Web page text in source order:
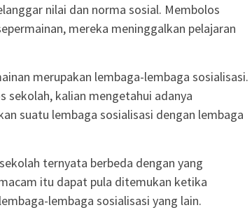
nilai dan norma sosial. Membolos
mereka meninggalkan pelajaran
merupakan lembaga-lembaga sosialisasi.
sekolah, kalian mengetahui adanya
suatu lembaga sosialisasi dengan lembaga
ternyata berbeda dengan yang
itu dapat pula ditemukan ketika
lembaga sosialisasi yang lain.